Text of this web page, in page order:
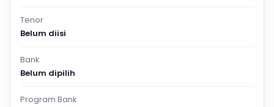
Tenor
Belum diisi
Bank
Belum dipilih
Program Bank